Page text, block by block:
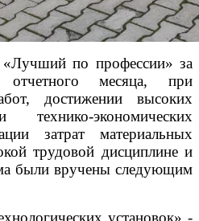
«Лучший по профессии» за
месяца, при
достижении высоких
экономических
затрат материальных
трудовой дисциплине и
были вручены следующим
установок» -